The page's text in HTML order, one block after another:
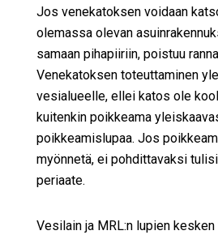
Jos venekatoksen voidaan
olemassa olevan
samaan pihapiiriin, poistuu
Venekatoksen toteuttaminen
vesialueelle, ellei katos ole
kuitenkin poikkeama
poikkeamislupaa. Jos
myönnetä, ei pohdittavaksi
periaate.
Vesilain ja MRL:n lupien